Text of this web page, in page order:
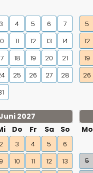
4 5 6
7
11 12 13
14
18 19 20
21
25 26 27
28
5
12
19
26
2027
Do Fr Sa So
3 4 5
6
10 11 12 13
Mo
5